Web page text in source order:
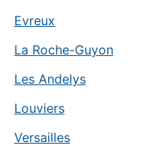
Evreux
La Roche-Guyon
Les Andelys
Louviers
Versailles